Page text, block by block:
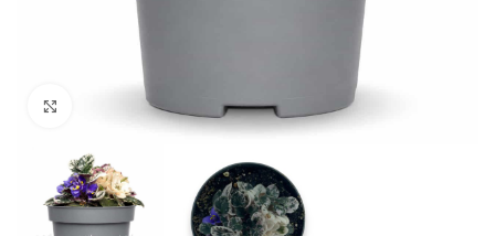
Нажмите, чтобы увеличить